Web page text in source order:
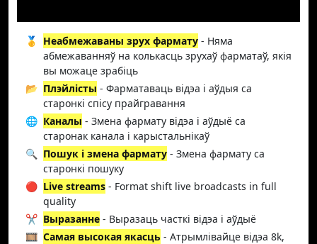
🥇 Неабмежаваны зрух фармату - Няма
абмежаванняў на колькасць зрухаў фарматаў, якія
вы можаце зрабіць
📂 Плэйлісты - Фарматаваць відэа і аўдыя са
старонкі спісу прайгравання
🌐 Каналы - Змена фармату відэа і аўдыё са
старонак канала і карыстальнікаў
🔍 Пошук і змена фармату - Змена фармату са
старонкі пошуку
🔴 Live streams - Format shift live broadcasts in full
quality
✂️ Выразанне - Выразаць часткі відэа і аўдыё
🎞️ Самая высокая якасць - Атрымлівайце відэа 8k,